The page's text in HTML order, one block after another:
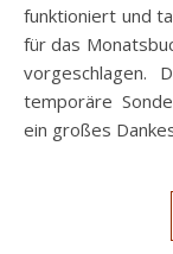
funktioniert und
für das
vorgeschlagen.
temporäre
ein großes